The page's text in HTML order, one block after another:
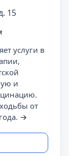
15
услуги в
и
от
→